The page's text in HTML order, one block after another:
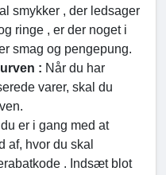
smykker , der ledsager
ringe , er der noget i
smag og pengepung.
: Når du har
varer, skal du
er i gang med at
af, hvor du skal
. Indsæt blot